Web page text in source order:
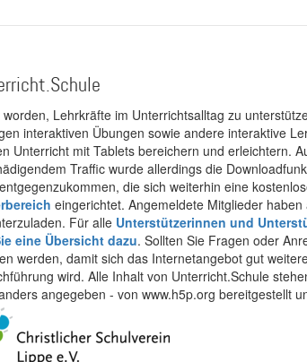
Lehrkräfte im Unterrichtsalltag zu
interaktiven Übungen sowie andere interaktive
Unterricht mit Tablets bereichern und erleichtern.
Traffic wurde allerdings die
die sich weiterhin eine
eingerichtet. Angemeldete Mitglieder
Für alle Unterstützerinnen und
eine Übersicht dazu. Sollten Sie Fragen oder
werden, damit sich das Internetangebot gut
wird. Alle Inhalt von Unterricht.Schule
angegeben - von www.h5p.org bereitgestellt